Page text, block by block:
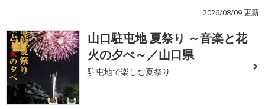
2026/08/09 更新
1
山口駐屯地 夏祭り ～音楽と花
火の夕べ～／山口県
駐屯地で楽しむ夏祭り